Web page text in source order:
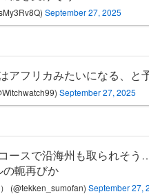
September 27, 2025
アフリカみたいになる、と
September 27, 2025
ースで沿海州も取られそう
の軛再びか
(@tekken_sumofan) September 27,